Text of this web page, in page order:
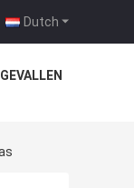
Dutch
GEVALLEN